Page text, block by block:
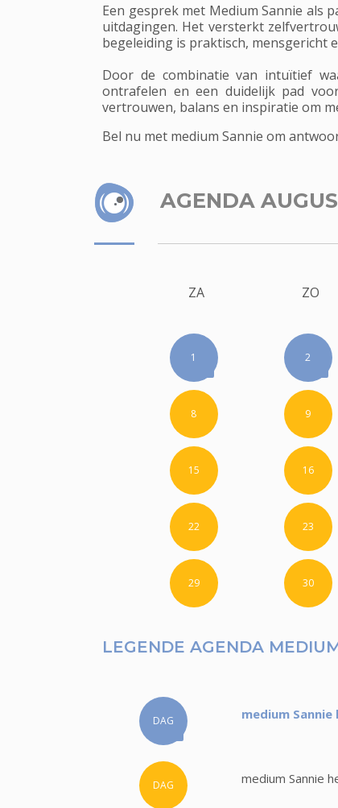
Een gesprek met Medium Sannie als
uitdagingen. Het versterkt
begeleiding is praktisch, mensgericht
Door de combinatie van intuïtief
ontrafelen en een duidelijk pad
vertrouwen, balans en inspiratie om
Bel nu met medium Sannie om
AGENDA
ZA ZO
1 2
8 9
15 16
22 23
29 30
LEGENDE AGENDA
DAG medium
DAG medium Sannie